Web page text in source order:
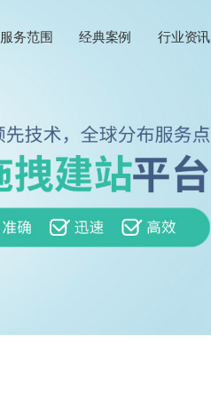
服务范围 经典案例 行业资讯